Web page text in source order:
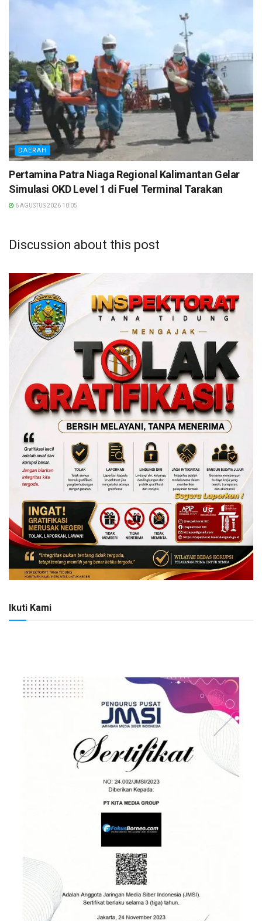
DAERAH
Pertamina Patra Niaga Regional Kalimantan Gelar
Simulasi OKD Level 1 di Fuel Terminal Tarakan
6 AGUSTUS 2026 10:05
Discussion about this post
Ikuti Kami